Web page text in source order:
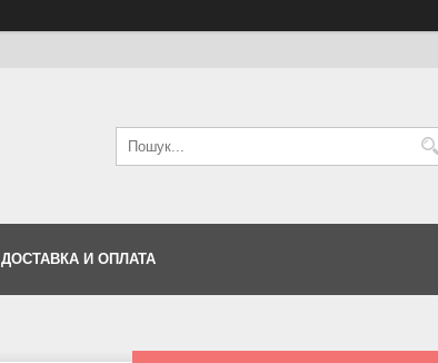
ДОСТАВКА И ОПЛАТА